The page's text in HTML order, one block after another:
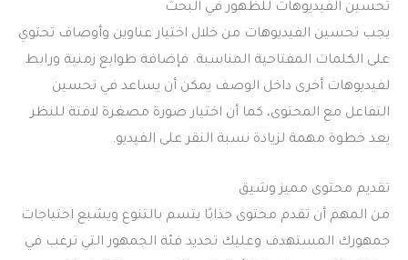
تحسين الفيديوهات للظهور في البحث
يجب تحسين الفيديوهات من خلال اختيار عناوين وأوصاف تحتوي
على الكلمات المفتاحية المناسبة. فإضافة طوابع زمنية ورابط
لفيديوهات أخرى داخل الوصف يمكن أن يساعد في تحسين
التفاعل مع المحتوى، كما أن اختيار صورة مصغرة لافتة للنظر
يعد خطوة مهمة لزيادة نسبة النقر على الفيديو.
تقديم محتوى مميز وشيق
من المهم أن تقدم محتوى جذابًا يتسم بالتنوع ويشبع احتياجات
جمهورك المستهدف وعليك تحديد فئة الجمهور التي ترغب في